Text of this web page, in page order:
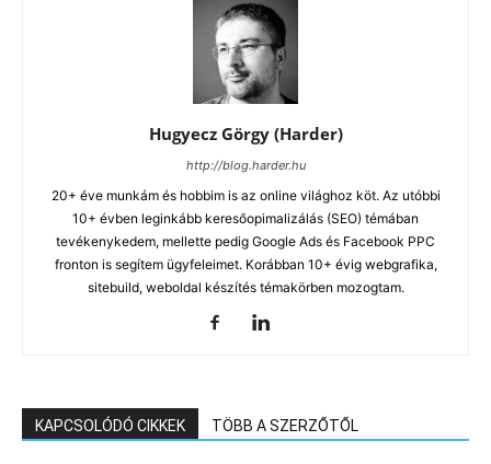
Hugyecz Görgy (Harder)
http://blog.harder.hu
20+ éve munkám és hobbim is az online világhoz köt. Az utóbbi
10+ évben leginkább keresőopimalizálás (SEO) témában
tevékenykedem, mellette pedig Google Ads és Facebook PPC
fronton is segítem ügyfeleimet. Korábban 10+ évig webgrafika,
sitebuild, weboldal készítés témakörben mozogtam.
KAPCSOLÓDÓ CIKKEK TÖBB A SZERZŐTŐL